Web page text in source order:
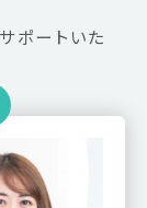
ポートいた